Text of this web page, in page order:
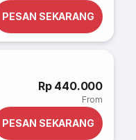
PESAN SEKARANG
Rp 440.000
From
PESAN SEKARANG